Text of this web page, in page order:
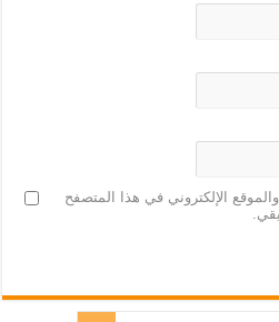
الإلكتروني في هذا المتصفح